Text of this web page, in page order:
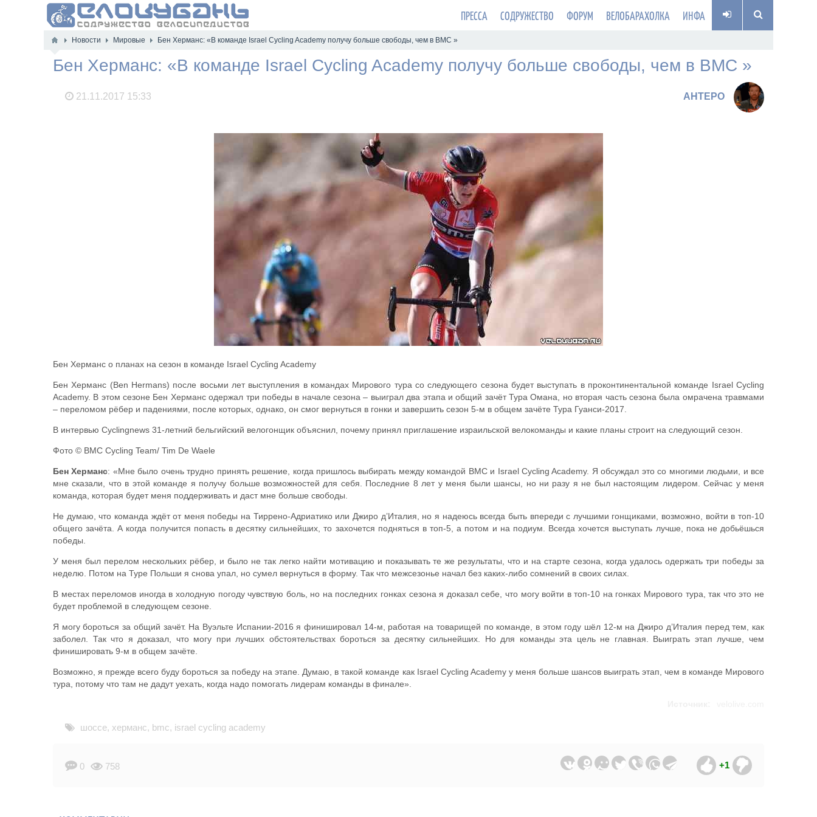
ПРЕССА СОДРУЖЕСТВО ФОРУМ ВЕЛОБАРАХОЛКА ИНФА
Новости Мировые Бен Херманс: «В команде Israel Cycling Academy получу больше свободы, чем в BMC »
Бен Херманс: «В команде Israel Cycling Academy получу больше свободы, чем в BMC »
21.11.2017 15:33 AHTEPO
Бен Херманс о планах на сезон в команде Israel Cycling Academy
Бен Херманс (Ben Hermans) после восьми лет выступления в командах Мирового тура со следующего сезона будет выступать в проконтинентальной команде Israel Cycling
Academy. В этом сезоне Бен Херманс одержал три победы в начале сезона – выиграл два этапа и общий зачёт Тура Омана, но вторая часть сезона была омрачена травмами
– переломом рёбер и падениями, после которых, однако, он смог вернуться в гонки и завершить сезон 5-м в общем зачёте Тура Гуанси-2017.
В интервью Cyclingnews 31-летний бельгийский велогонщик объяснил, почему принял приглашение израильской велокоманды и какие планы строит на следующий сезон.
Фото © BMC Cycling Team/ Tim De Waele
Бен Херманс: «Мне было очень трудно принять решение, когда пришлось выбирать между командой BMC и Israel Cycling Academy. Я обсуждал это со многими людьми, и все
мне сказали, что в этой команде я получу больше возможностей для себя. Последние 8 лет у меня были шансы, но ни разу я не был настоящим лидером. Сейчас у меня
команда, которая будет меня поддерживать и даст мне больше свободы.
Не думаю, что команда ждёт от меня победы на Тиррено-Адриатико или Джиро д’Италия, но я надеюсь всегда быть впереди с лучшими гонщиками, возможно, войти в топ-10
общего зачёта. А когда получится попасть в десятку сильнейших, то захочется подняться в топ-5, а потом и на подиум. Всегда хочется выступать лучше, пока не добьёшься
победы.
У меня был перелом нескольких рёбер, и было не так легко найти мотивацию и показывать те же результаты, что и на старте сезона, когда удалось одержать три победы за
неделю. Потом на Туре Польши я снова упал, но сумел вернуться в форму. Так что межсезонье начал без каких-либо сомнений в своих силах.
В местах переломов иногда в холодную погоду чувствую боль, но на последних гонках сезона я доказал себе, что могу войти в топ-10 на гонках Мирового тура, так что это не
будет проблемой в следующем сезоне.
Я могу бороться за общий зачёт. На Вуэльте Испании-2016 я финишировал 14-м, работая на товарищей по команде, в этом году шёл 12-м на Джиро д’Италия перед тем, как
заболел. Так что я доказал, что могу при лучших обстоятельствах бороться за десятку сильнейших. Но для команды эта цель не главная. Выиграть этап лучше, чем
финишировать 9-м в общем зачёте.
Возможно, я прежде всего буду бороться за победу на этапе. Думаю, в такой команде как Israel Cycling Academy у меня больше шансов выиграть этап, чем в команде Мирового
тура, потому что там не дадут уехать, когда надо помогать лидерам команды в финале».
шоссе, херманс, bmc, israel cycling academy
0 758 +1